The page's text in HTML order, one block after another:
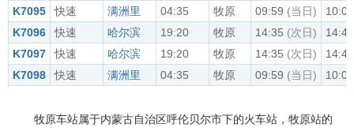
K7095
快速 满洲里 04:35 牧原 09:59 (当日)
10:03
K7096
快速 哈尔滨 19:20 牧原 14:35 (次日)
14:41
K7097
快速 哈尔滨 19:20 牧原 14:35 (次日)
14:41
K7098
快速 满洲里 04:35 牧原 09:59 (当日) 10:03
牧原车站属于内蒙古自治区呼伦贝尔市下的火车站，牧原站的